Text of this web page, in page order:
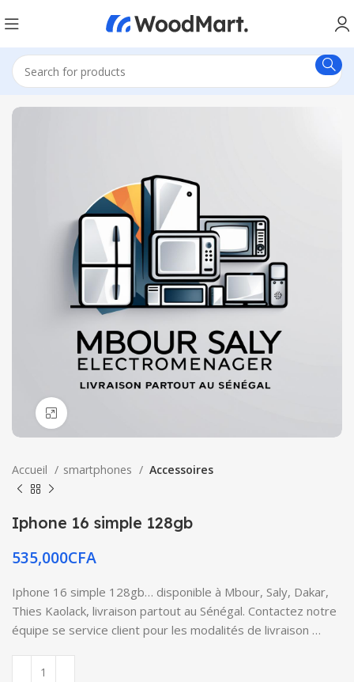
Accueil smartphones Accessoires
Iphone 16 simple 128gb
535,000CFA
Iphone 16 simple 128gb… disponible à Mbour, Saly, Dakar,
Thies Kaolack, livraison partout au Sénégal. Contactez notre
équipe se service client pour les modalités de livraison …